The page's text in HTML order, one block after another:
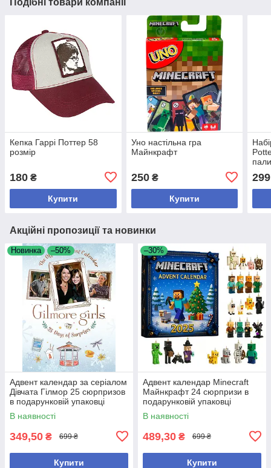
Подібні товари компанії
Кепка Гаррі Поттер 58
розмір
180 ₴
Купити
Уно настільна гра
Майнкрафт
250₴
Купити
299
Акційні пропозиції та новинки
Новинка –50%
Адвент календар за серіалом
Дівчата Гілмор 25 сюрпризов
в подарунковій упаковці
В наявності
349,50 ₴ 699 ₴
Купити
–30%
Адвент календар Minecraft
Майнкрафт 24 сюрпризи в
подарунковій упаковці
В наявності
489,30 ₴ 699 ₴
Купити